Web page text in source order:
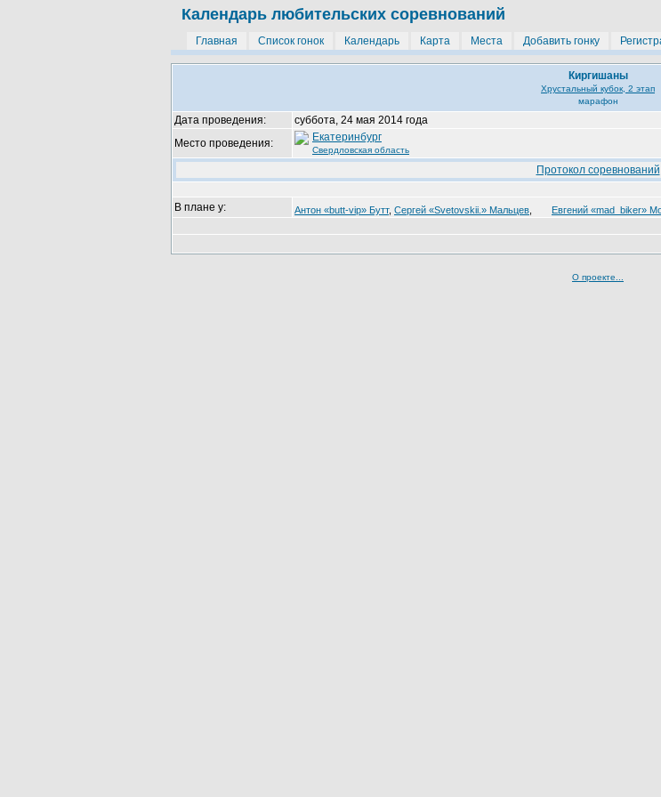
Календарь любительских соревнований
Главная Список гонок Календарь Карта Места Добавить гонку
Киргишаны
Хрустальный кубок, 2 этап
марафон
Дата проведения:
суббота, 24 мая 2014 года
Место проведения:
Екатеринбург
Свердловская область
Протокол соревнований
В плане у: Антон «butt-vip» Бутт, Сергей «Svetovskii.» Мальцев Евгений «mad_biker»
О проекте...